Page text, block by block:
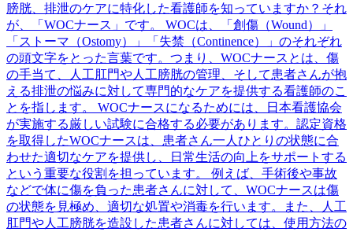
膀胱、排泄のケアに特化した看護師を知っていますか？それ
が、「WOCナース」です。 WOCは、「創傷（Wound）」
「ストーマ（Ostomy）」「失禁（Continence）」のそれぞれ
の頭文字をとった言葉です。つまり、WOCナースとは、傷
の手当て、人工肛門や人工膀胱の管理、そして患者さんが抱
える排泄の悩みに対して専門的なケアを提供する看護師のこ
とを指します。 WOCナースになるためには、日本看護協会
が実施する厳しい試験に合格する必要があります。認定資格
を取得したWOCナースは、患者さん一人ひとりの状態に合
わせた適切なケアを提供し、日常生活の向上をサポートする
という重要な役割を担っています。 例えば、手術後や事故
などで体に傷を負った患者さんに対して、WOCナースは傷
の状態を見極め、適切な処置や消毒を行います。また、人工
肛門や人工膀胱を造設した患者さんに対しては、使用方法の